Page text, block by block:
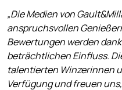
„Die Medien von
anspruchsvollen
Bewertungen werden
beträchtlichen Einfluss.
talentierten Winzerinnen
Verfügung und freuen